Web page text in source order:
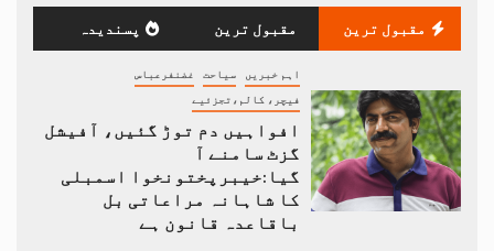
مقبول ترین مقبول ترین پسندیدہ
اہم خبریں سیاحت غضنفرعباس
فیچر، کالم،تجزئیے
افواہیں دم توڑ گئیں، آفیشل
گزٹ سامنے آ
گیا:خیبرپختونخوا اسمبلی
کا شاہانہ مراعاتی بل
باقاعدہ قانون ہے